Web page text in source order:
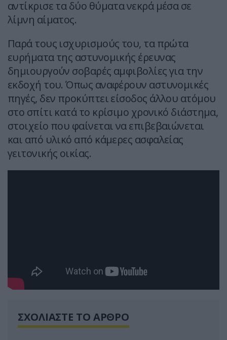
αντίκρισε τα δύο θύματα νεκρά μέσα σε
λίμνη αίματος.
Παρά τους ισχυρισμούς του, τα πρώτα
ευρήματα της αστυνομικής έρευνας
δημιουργούν σοβαρές αμφιβολίες για την
εκδοχή του. Όπως αναφέρουν αστυνομικές
πηγές, δεν προκύπτει είσοδος άλλου ατόμου
στο σπίτι κατά το κρίσιμο χρονικό διάστημα,
στοιχείο που φαίνεται να επιβεβαιώνεται
και από υλικό από κάμερες ασφαλείας
γειτονικής οικίας.
ΣΧΟΛΙΑΣΤΕ ΤΟ ΑΡΘΡΟ